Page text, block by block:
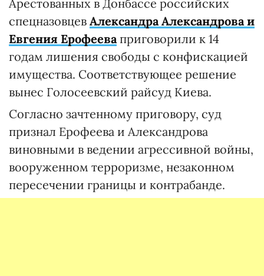
Арестованных в Донбассе российских
спецназовцев Александра Александрова и
Евгения Ерофееваприговорили к 14
годам лишения свободы с конфискацией
имущества. Соответствующее решение
вынес Голосеевский райсуд Киева.
Согласно зачтенному приговору, суд
признал Ерофеева и Александрова
виновными в ведении агрессивной войны,
вооруженном терроризме, незаконном
пересечении границы и контрабанде.